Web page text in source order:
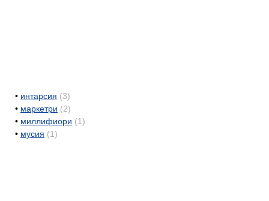
• интарсия (3)
• маркетри (2)
• миллифиори (1)
• мусия (1)